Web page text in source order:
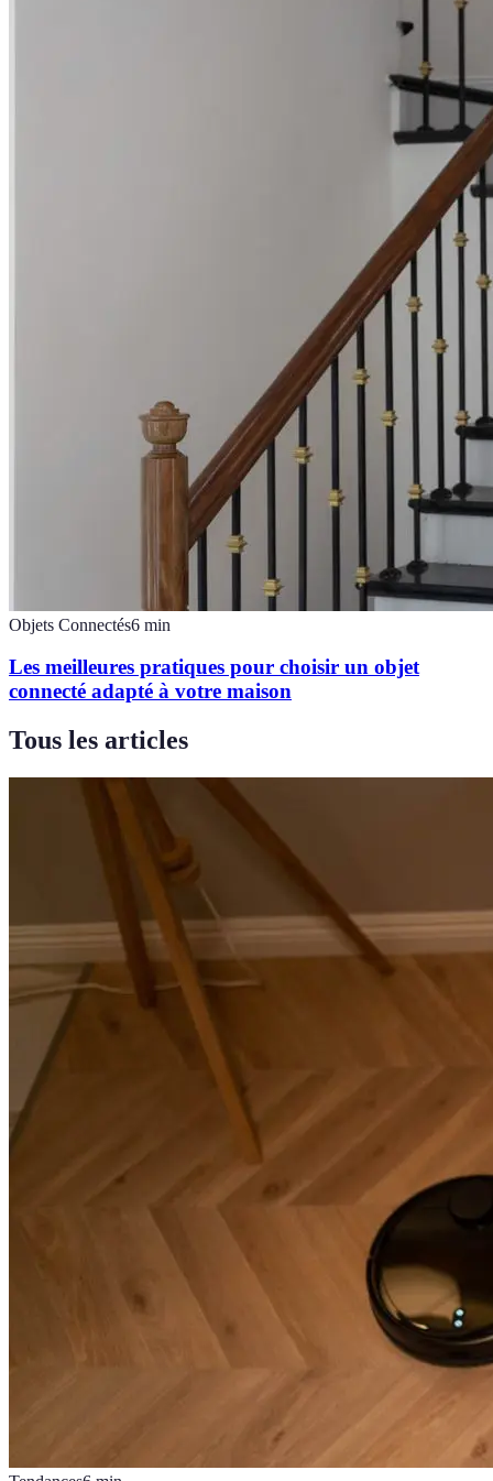
Objets Connectés6 min
Les meilleures pratiques pour choisir un objet
connecté adapté à votre maison
Tous les articles